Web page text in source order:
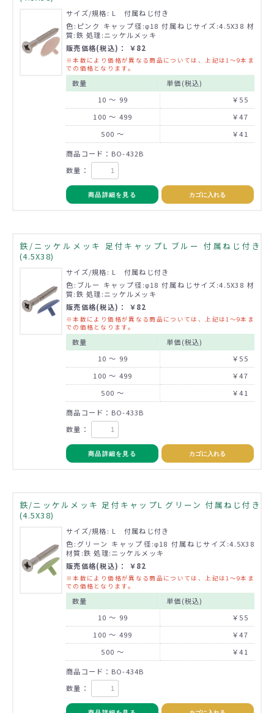
サイズ/規格: L 付属ねじ付き
色:ピンク キャップ径:φ18 付属ねじサイズ:4.5X38 材
質:鉄 処理:ニッケルメッキ
販売価格(税込)： ￥82
※本数により価格が異なる商品については、上記は1～9本ま
での価格となります。
数量
単価(税込)
10 ～ 99
￥55
100 ～ 499
￥47
500 ～
￥41
商品コード：BO-432B
数量：
商品詳細を見る カゴに入れる
鉄/ニッケルメッキ 足付キャップL ブルー 付属ねじ付き
(4.5X38)
サイズ/規格: L 付属ねじ付き
色:ブルー キャップ径:φ18 付属ねじサイズ:4.5X38 材
質:鉄 処理:ニッケルメッキ
販売価格(税込)： ￥82
※本数により価格が異なる商品については、上記は1～9本ま
での価格となります。
数量
単価(税込)
10 ～ 99
￥55
100 ～ 499
￥47
500 ～
￥41
商品コード：BO-433B
数量：
商品詳細を見る カゴに入れる
鉄/ニッケルメッキ 足付キャップL グリーン 付属ねじ付き
(4.5X38)
サイズ/規格: L 付属ねじ付き
色:グリーン キャップ径:φ18 付属ねじサイズ:4.5X38
材質:鉄 処理:ニッケルメッキ
販売価格(税込)： ￥82
※本数により価格が異なる商品については、上記は1～9本ま
での価格となります。
数量
単価(税込)
10 ～ 99
￥55
100 ～ 499
￥47
500 ～
￥41
商品コード：BO-434B
数量：